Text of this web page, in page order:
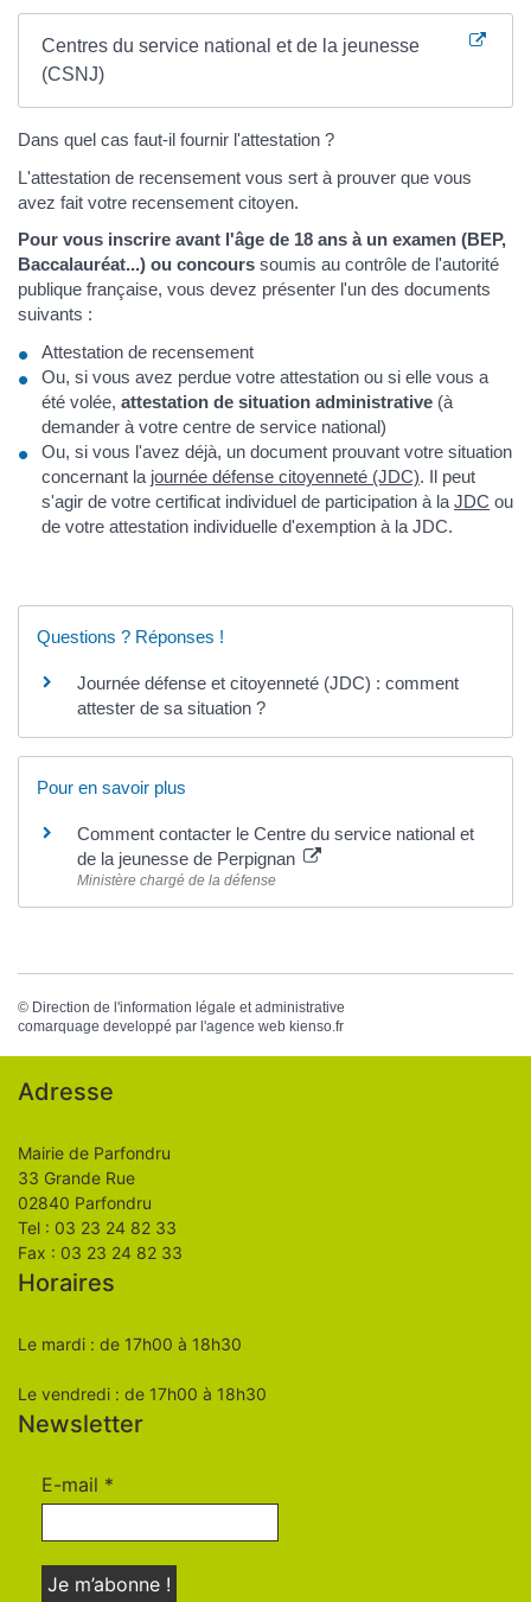
Centres du service national et de la jeunesse
(CSNJ)
Dans quel cas faut-il fournir l'attestation ?
L'attestation de recensement vous sert à prouver que vous
avez fait votre recensement citoyen.
Pour vous inscrire avant l'âge de 18 ans à un examen (BEP,
Baccalauréat...) ou concours soumis au contrôle de l'autorité
publique française, vous devez présenter l'un des documents
suivants :
Attestation de recensement
Ou, si vous avez perdue votre attestation ou si elle vous a
été volée, attestation de situation administrative (à
demander à votre centre de service national)
Ou, si vous l'avez déjà, un document prouvant votre situation
concernant la journée défense citoyenneté (JDC). Il peut
s'agir de votre certificat individuel de participation à la JDC ou
de votre attestation individuelle d'exemption à la JDC.
Questions ? Réponses !
Journée défense et citoyenneté (JDC) : comment
attester de sa situation ?
Pour en savoir plus
Comment contacter le Centre du service national et
de la jeunesse de Perpignan
Ministère chargé de la défense
© Direction de l'information légale et administrative
comarquage developpé par l'agence web kienso.fr
Adresse
Mairie de Parfondru
33 Grande Rue
02840 Parfondru
Tel : 03 23 24 82 33
Fax : 03 23 24 82 33
Horaires
Le mardi : de 17h00 à 18h30
Le vendredi : de 17h00 à 18h30
Newsletter
E-mail *